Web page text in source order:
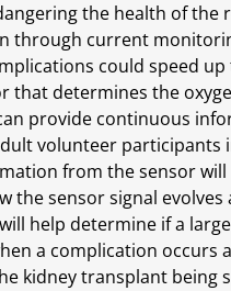
the health of
through current
could speed
that determines the
provide continuous
volunteer participants
from the sensor
sensor signal
help determine if a
a complication occurs
kidney transplant being